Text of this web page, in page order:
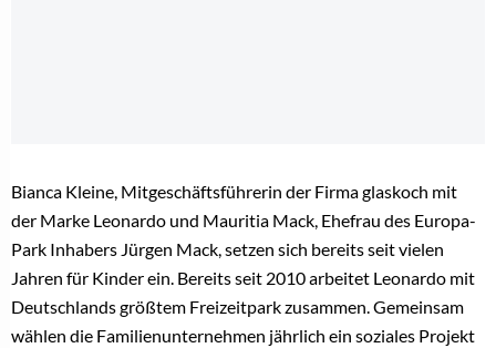
Bianca Kleine, Mitgeschäftsführerin der Firma glaskoch mit
der Marke Leonardo und Mauritia Mack, Ehefrau des Europa-
Park Inhabers Jürgen Mack, setzen sich bereits seit vielen
Jahren für Kinder ein. Bereits seit 2010 arbeitet Leonardo mit
Deutschlands größtem Freizeitpark zusammen. Gemeinsam
wählen die Familienunternehmen jährlich ein soziales Projekt